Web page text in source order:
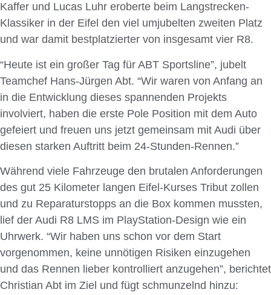
Kaffer und Lucas Luhr eroberte beim Langstrecken-
Klassiker in der Eifel den viel umjubelten zweiten Platz
und war damit bestplatzierter von insgesamt vier R8.
“Heute ist ein großer Tag für ABT Sportsline”, jubelt
Teamchef Hans-Jürgen Abt. “Wir waren von Anfang an
in die Entwicklung dieses spannenden Projekts
involviert, haben die erste Pole Position mit dem Auto
gefeiert und freuen uns jetzt gemeinsam mit Audi über
diesen starken Auftritt beim 24-Stunden-Rennen.”
Während viele Fahrzeuge den brutalen Anforderungen
des gut 25 Kilometer langen Eifel-Kurses Tribut zollen
und zu Reparaturstopps an die Box kommen mussten,
lief der Audi R8 LMS im PlayStation-Design wie ein
Uhrwerk. “Wir haben uns schon vor dem Start
vorgenommen, keine unnötigen Risiken einzugehen
und das Rennen lieber kontrolliert anzugehen”, berichtet
Christian Abt im Ziel und fügt schmunzelnd hinzu: